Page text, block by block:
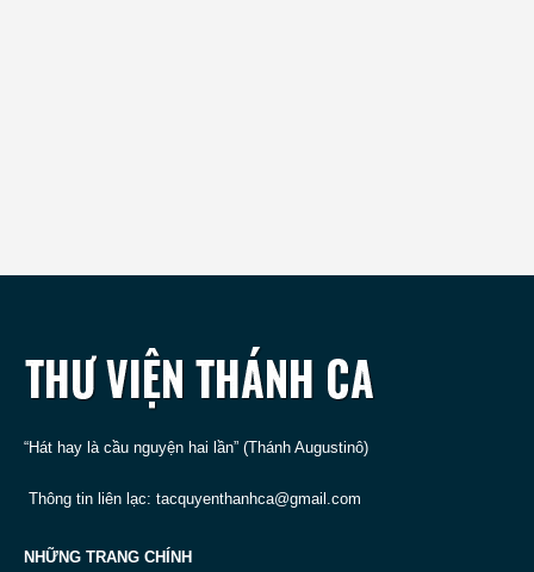
“Hát hay là cầu nguyện hai lần” (Thánh Augustinô)
Thông tin liên lạc: tacquyenthanhca@gmail.com
NHỮNG TRANG CHÍNH